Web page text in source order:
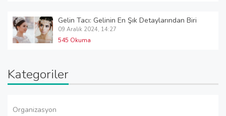
Gelin Tacı: Gelinin En Şık Detaylarından Biri
09 Aralık 2024, 14:27
545 Okuma
Kategoriler
Organizasyon